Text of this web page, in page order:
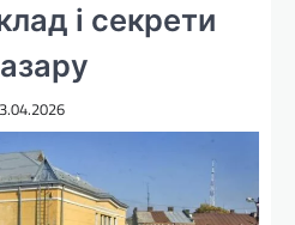
і секрети